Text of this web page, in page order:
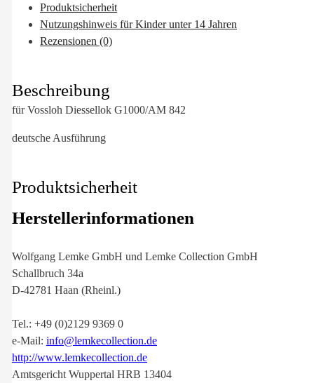
Produktsicherheit
Nutzungshinweis für Kinder unter 14 Jahren
Rezensionen (0)
Beschreibung
für Vossloh Diessellok G1000/AM 842
deutsche Ausführung
Produktsicherheit
Herstellerinformationen
Wolfgang Lemke GmbH und Lemke Collection GmbH
Schallbruch 34a
D-42781 Haan (Rheinl.)
Tel.: +49 (0)2129 9369 0
e-Mail: info@lemkecollection.de
http://www.lemkecollection.de
Amtsgericht Wuppertal HRB 13404